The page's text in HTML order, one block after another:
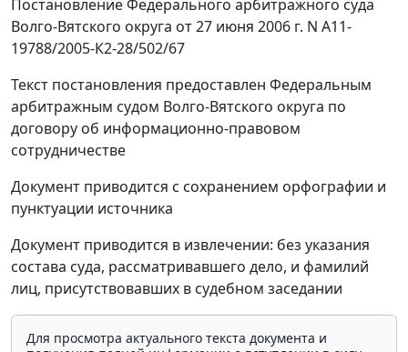
Постановление Федерального арбитражного суда
Волго-Вятского округа от 27 июня 2006 г. N А11-
19788/2005-К2-28/502/67
Текст постановления предоставлен Федеральным
арбитражным судом Волго-Вятского округа по
договору об информационно-правовом
сотрудничестве
Документ приводится с сохранением орфографии и
пунктуации источника
Документ приводится в извлечении: без указания
состава суда, рассматривавшего дело, и фамилий
лиц, присутствовавших в судебном заседании
Для просмотра актуального текста документа и